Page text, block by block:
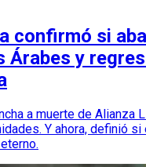
confirmó si
Árabes y
a muerte de Alianza
Y ahora, definió si